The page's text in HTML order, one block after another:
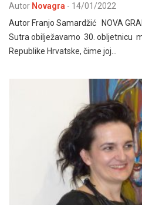
Autor Novagra - 14/01/2022
Autor Franjo Samardžić NOVA
Sutra obilježavamo 30. obljetnicu
Republike Hrvatske, čime joj…